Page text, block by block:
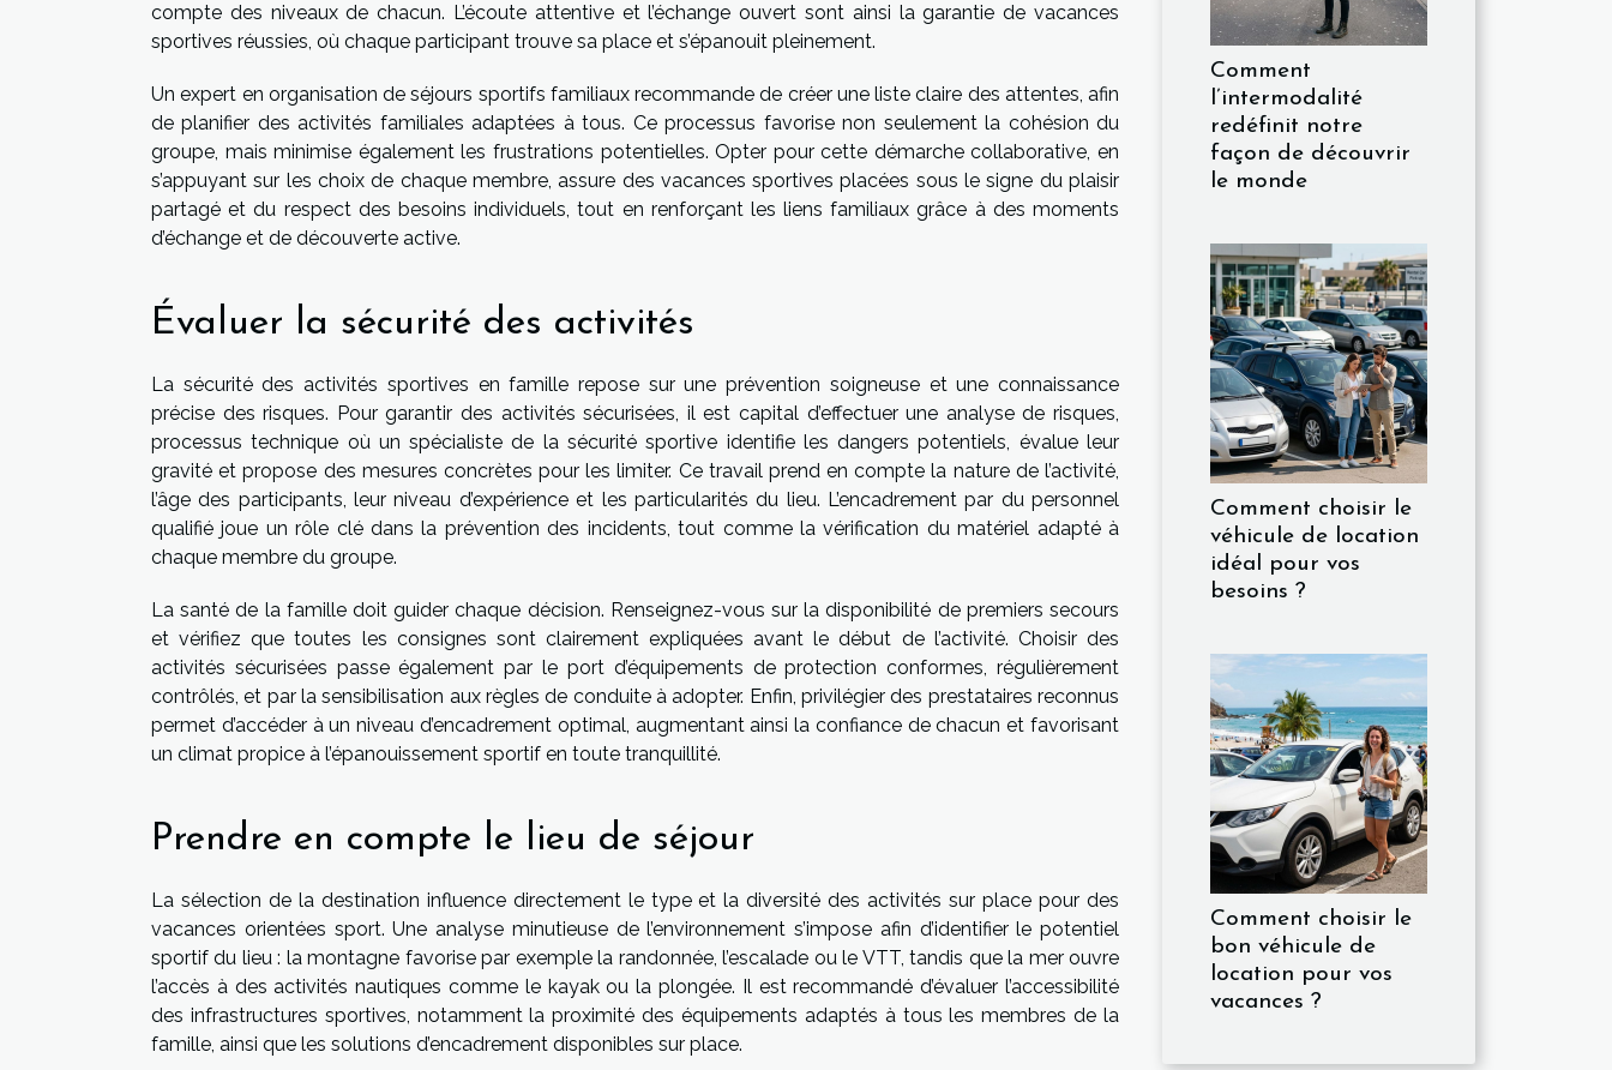
compte des niveaux de chacun. L’écoute attentive et l’échange ouvert sont ainsi la garantie de vacances
sportives réussies, où chaque participant trouve sa place et s’épanouit pleinement.
Un expert en organisation de séjours sportifs familiaux recommande de créer une liste claire des attentes, afin
de planifier des activités familiales adaptées à tous. Ce processus favorise non seulement la cohésion du
groupe, mais minimise également les frustrations potentielles. Opter pour cette démarche collaborative, en
s’appuyant sur les choix de chaque membre, assure des vacances sportives placées sous le signe du plaisir
partagé et du respect des besoins individuels, tout en renforçant les liens familiaux grâce à des moments
d’échange et de découverte active.
Évaluer la sécurité des activités
La sécurité des activités sportives en famille repose sur une prévention soigneuse et une connaissance
précise des risques. Pour garantir des activités sécurisées, il est capital d’effectuer une analyse de risques,
processus technique où un spécialiste de la sécurité sportive identifie les dangers potentiels, évalue leur
gravité et propose des mesures concrètes pour les limiter. Ce travail prend en compte la nature de l’activité,
l’âge des participants, leur niveau d’expérience et les particularités du lieu. L’encadrement par du personnel
qualifié joue un rôle clé dans la prévention des incidents, tout comme la vérification du matériel adapté à
chaque membre du groupe.
La santé de la famille doit guider chaque décision. Renseignez-vous sur la disponibilité de premiers secours
et vérifiez que toutes les consignes sont clairement expliquées avant le début de l’activité. Choisir des
activités sécurisées passe également par le port d’équipements de protection conformes, régulièrement
contrôlés, et par la sensibilisation aux règles de conduite à adopter. Enfin, privilégier des prestataires reconnus
permet d’accéder à un niveau d’encadrement optimal, augmentant ainsi la confiance de chacun et favorisant
un climat propice à l’épanouissement sportif en toute tranquillité.
Prendre en compte le lieu de séjour
La sélection de la destination influence directement le type et la diversité des activités sur place pour des
vacances orientées sport. Une analyse minutieuse de l’environnement s’impose afin d’identifier le potentiel
sportif du lieu : la montagne favorise par exemple la randonnée, l’escalade ou le VTT, tandis que la mer ouvre
l’accès à des activités nautiques comme le kayak ou la plongée. Il est recommandé d’évaluer l’accessibilité
des infrastructures sportives, notamment la proximité des équipements adaptés à tous les membres de la
famille, ainsi que les solutions d’encadrement disponibles sur place.
Comment
l’intermodalité
redéfinit notre
façon de découvrir
le monde
Comment choisir le
véhicule de location
idéal pour vos
besoins ?
Comment choisir le
bon véhicule de
location pour vos
vacances ?